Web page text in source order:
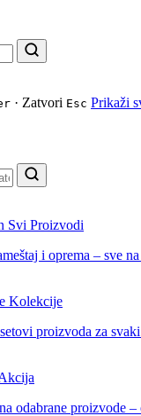
· Zatvori Esc Prikaži
Svi Proizvodi
i oprema – sve
Kolekcije
proizvoda za
odabrane proizvode –